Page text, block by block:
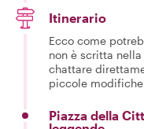
Itinerario
Ecco come
non è scritta
chattare
piccole
Piazza della